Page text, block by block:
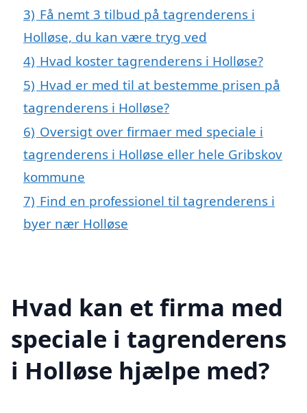
3) Få nemt 3 tilbud på tagrenderens i
Holløse, du kan være tryg ved
4) Hvad koster tagrenderens i Holløse?
5) Hvad er med til at bestemme prisen på
tagrenderens i Holløse?
6) Oversigt over firmaer med speciale i
tagrenderens i Holløse eller hele Gribskov
kommune
7) Find en professionel til tagrenderens i
byer nær Holløse
Hvad kan et firma med
speciale i tagrenderens
i Holløse hjælpe med?